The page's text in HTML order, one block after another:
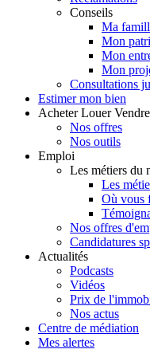
Conseils
Ma
Mon
Mon
Mon
Consultations
Estimer mon bien
Acheter Louer Vendre
Nos offres
Nos outils
Emploi
Les métiers du
Les
Où vous
Nos offres
Candidatures
Actualités
Podcasts
Vidéos
Prix de
Nos actus
Centre de médiation
Mes alertes